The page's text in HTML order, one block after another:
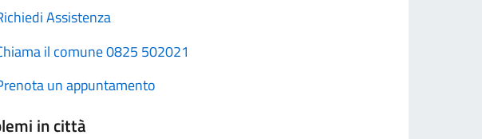
Assistenza
il comune 0825 502021
un appuntamento
in città